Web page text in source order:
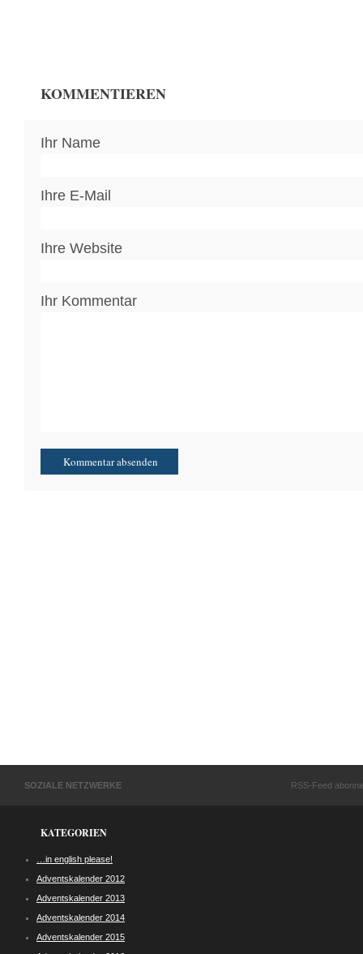
KOMMENTIEREN
Ihr Name
Ihre E-Mail
Ihre Website
Ihr Kommentar
SOZIALE NETZWERKE RSS-Feed
KATEGORIEN
…in english please!
Adventskalender 2012
Adventskalender 2013
Adventskalender 2014
Adventskalender 2015